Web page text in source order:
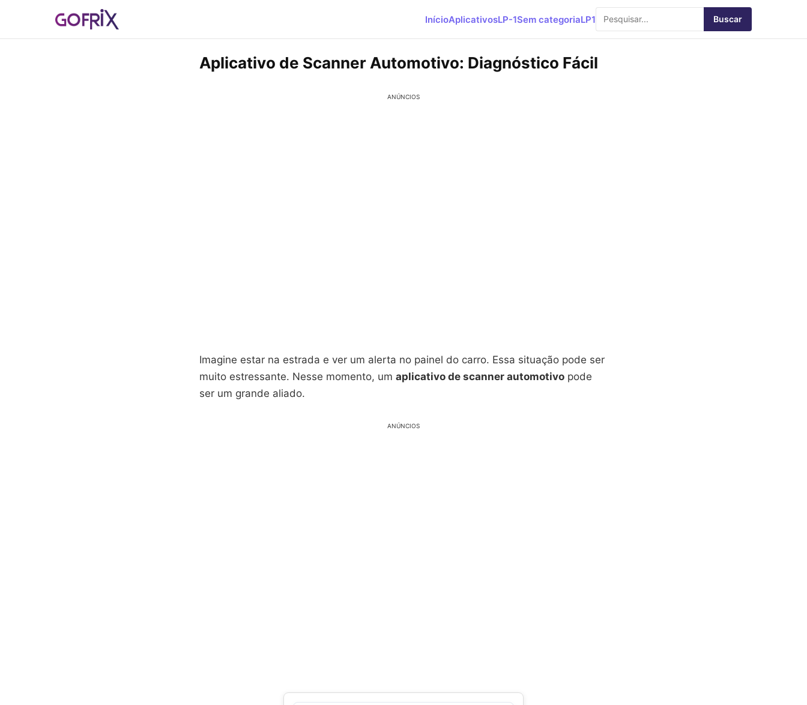
InícioAplicativosLP-1Sem categoriaLP1 Buscar
Aplicativo de Scanner Automotivo: Diagnóstico Fácil
ANÚNCIOS
Imagine estar na estrada e ver um alerta no painel do carro. Essa situação pode ser
muito estressante. Nesse momento, um aplicativo de scanner automotivo pode
ser um grande aliado.
ANÚNCIOS